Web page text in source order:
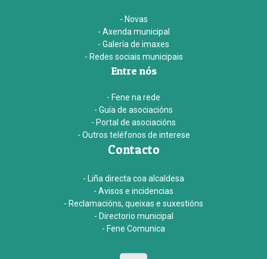
- Novas
- Axenda municipal
- Galería de imaxes
- Redes sociais municipais
Entre nós
- Fene na rede
- Guía de asociacións
- Portal de asociacións
- Outros teléfonos de interese
Contacto
- Liña directa coa alcaldesa
- Avisos e incidencias
- Reclamacións, queixas e suxestións
- Directorio municipal
- Fene Comunica